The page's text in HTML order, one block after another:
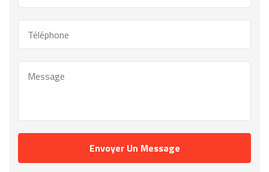
Envoyer Un Message